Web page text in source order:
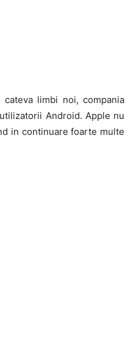
limbi noi, compania
Android. Apple nu
in continuare foarte multe